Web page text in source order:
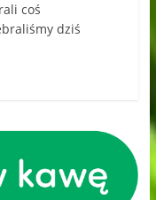
coś
dziś